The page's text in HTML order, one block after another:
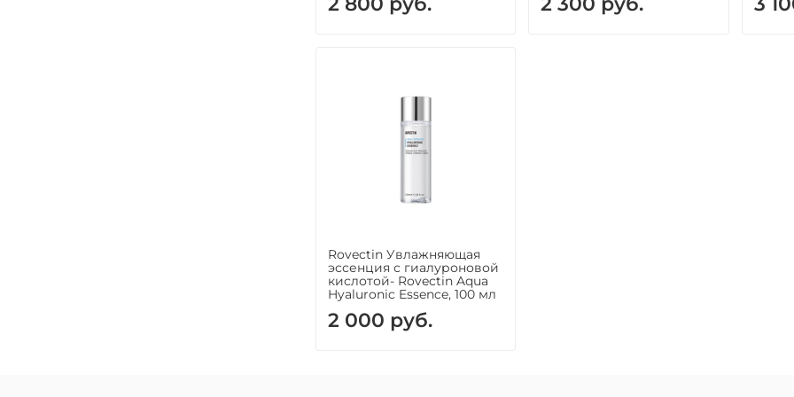
Rovectin Увлажняющая
эссенция с гиалуроновой
кислотой- Rovectin Aqua
Hyaluronic Essence, 100 мл
2 000 руб.